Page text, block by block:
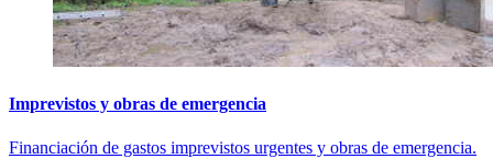
Imprevistos y obras de emergencia
Financiación de gastos imprevistos urgentes y obras de emergencia.